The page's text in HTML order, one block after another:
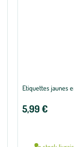
Etiquettes jaunes en
5,99 €